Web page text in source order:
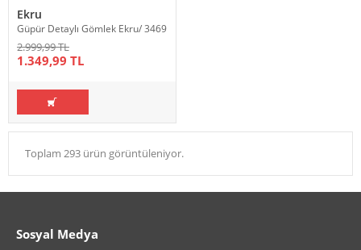
Ekru
Güpür Detaylı Gömlek Ekru/ 3469
2.999,99 TL
1.349,99 TL
Toplam 293 ürün görüntüleniyor.
Sosyal Medya